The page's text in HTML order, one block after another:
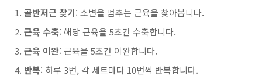
골반저근 찾기: 소변을 멈추는 근육을 찾아봅니다.
근육 수축: 해당 근육을 5초간 수축합니다.
근육 이완: 근육을 5초간 이완합니다.
반복: 하루 3번, 각 세트마다 10번씩 반복합니다.